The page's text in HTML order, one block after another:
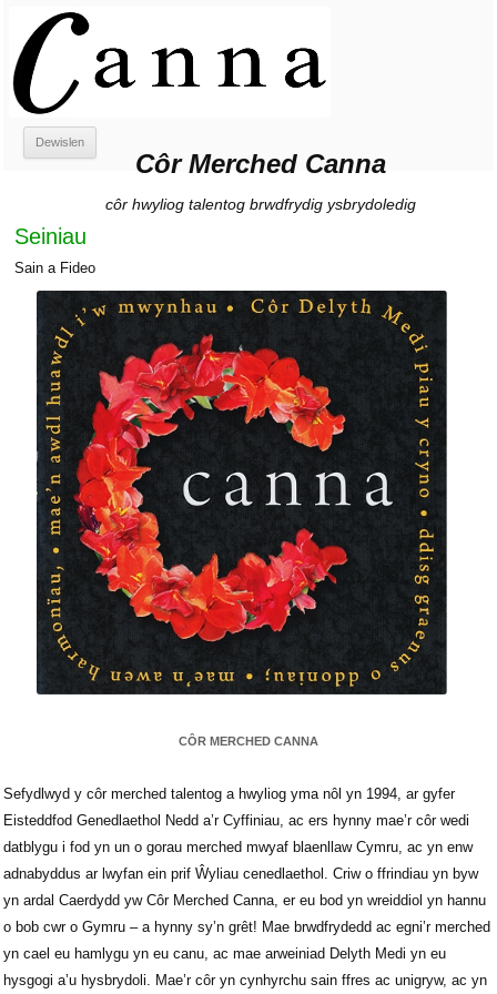
Côr Merched Canna
Côr Merched Canna
Côr Merched Canna
côr hwyliog talentog brwdfrydig ysbrydoledig
Dewislen
cynnwys
Seiniau
Sain a Fideo
CÔR MERCHED CANNA
Sefydlwyd y côr merched talentog a hwyliog yma nôl yn 1994, ar gyfer
Eisteddfod Genedlaethol Nedd a’r Cyffiniau, ac ers hynny mae’r côr wedi
datblygu i fod yn un o gorau merched mwyaf blaenllaw Cymru, ac yn enw
adnabyddus ar lwyfan ein prif Ŵyliau cenedlaethol. Criw o ffrindiau yn byw
yn ardal Caerdydd yw Côr Merched Canna, er eu bod yn wreiddiol yn hannu
o bob cwr o Gymru – a hynny sy’n grêt! Mae brwdfrydedd ac egni’r merched
yn cael eu hamlygu yn eu canu, ac mae arweiniad Delyth Medi yn eu
hysgogi a’u hysbrydoli. Mae’r côr yn cynhyrchu sain ffres ac unigryw, ac yn